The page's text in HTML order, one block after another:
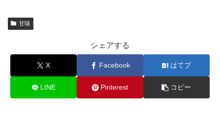
甘味
シェアする
X Facebook はてブ
LINE Pinterest コピー